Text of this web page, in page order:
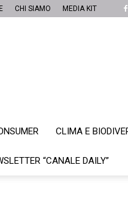
CHI SIAMO MEDIA KIT
CLIMA E
“CANALE DAILY”